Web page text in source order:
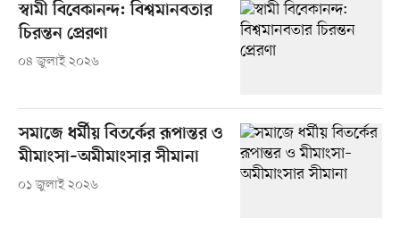
স্বামী বিবেকানন্দ: বিশ্বমানবতার
চিরন্তন প্রেরণা
০৪ জুলাই ২০২৬
সমাজে ধর্মীয় বিতর্কের রূপান্তর ও
মীমাংসা–অমীমাংসার সীমানা
০১ জুলাই ২০২৬